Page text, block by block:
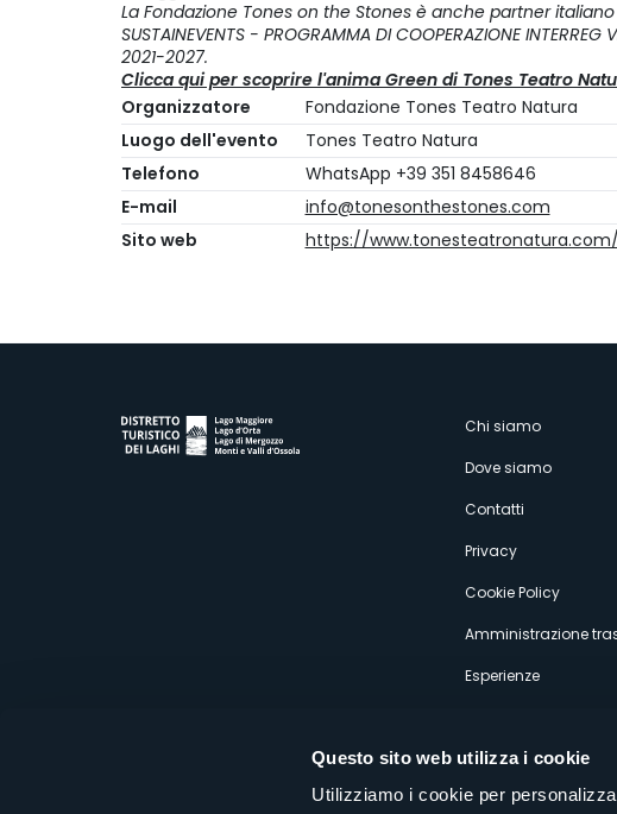
Questo sito web utilizza i cookie
Utilizziamo i cookie per
La Fondazione Tones on the Stones è anche partner
SUSTAINEVENTS - PROGRAMMA DI COOPERAZIONE INTERREG
2021-2027.
Clicca qui per scoprire l'anima Green di Tones Teatro
Organizzatore
Fondazione Tones Teatro Natura
Luogo dell'evento
Tones Teatro Natura
Telefono
WhatsApp +39 351 8458646
E-mail
info@tonesonthestones.com
Sito web
https://www.tonesteatronatura.com/
Menù
Chi siamo
Dove siamo
Contatti
Privacy
Cookie Policy
Amministrazione
Esperienze